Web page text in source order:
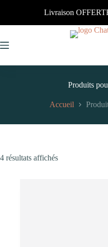
Livraison
Produits
Accueil
4 résultats affichés